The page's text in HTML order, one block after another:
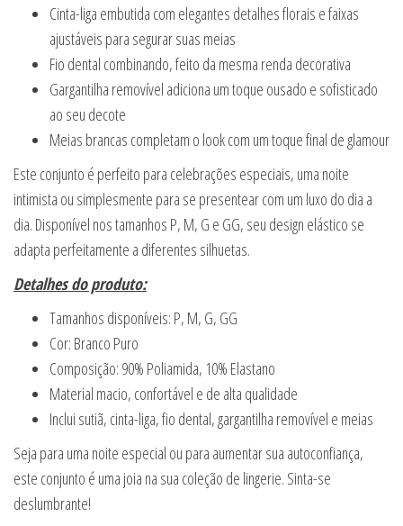
Cinta-liga embutida com elegantes detalhes florais e faixas
ajustáveis para segurar suas meias
Fio dental combinando, feito da mesma renda decorativa
Gargantilha removível adiciona um toque ousado e sofisticado
ao seu decote
Meias brancas completam o look com um toque final de glamour
Este conjunto é perfeito para celebrações especiais, uma noite
intimista ou simplesmente para se presentear com um luxo do dia a
dia. Disponível nos tamanhos P, M, G e GG, seu design elástico se
adapta perfeitamente a diferentes silhuetas.
Detalhes do produto:
Tamanhos disponíveis: P, M, G, GG
Cor: Branco Puro
Composição: 90% Poliamida, 10% Elastano
Material macio, confortável e de alta qualidade
Inclui sutiã, cinta-liga, fio dental, gargantilha removível e meias
Seja para uma noite especial ou para aumentar sua autoconfiança,
este conjunto é uma joia na sua coleção de lingerie. Sinta-se
deslumbrante!